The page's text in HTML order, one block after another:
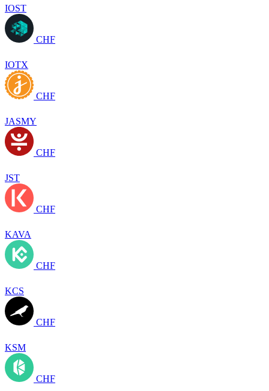
IOST
CHF
IOTX
CHF
JASMY
CHF
JST
CHF
KAVA
CHF
KCS
CHF
KSM
CHF